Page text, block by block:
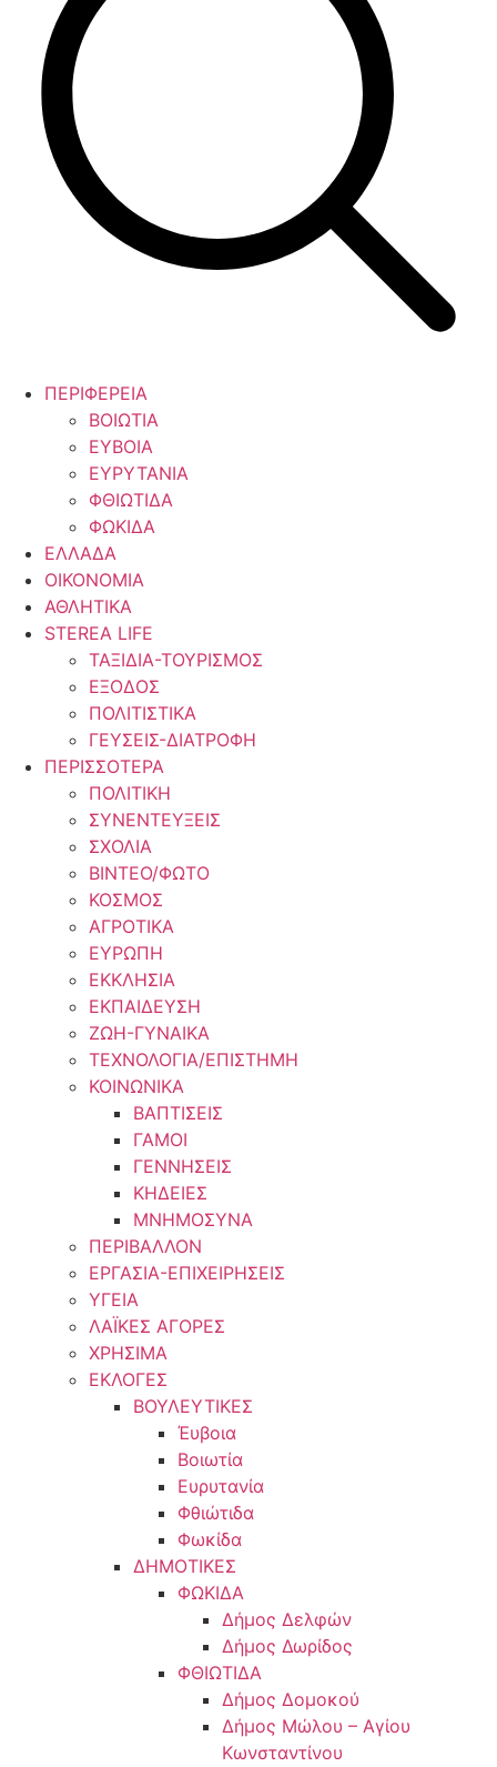
ΠΕΡΙΦΕΡΕΙΑ
ΒΟΙΩΤΙΑ
ΕΥΒΟΙΑ
ΕΥΡΥΤΑΝΙΑ
ΦΘΙΩΤΙΔΑ
ΦΩΚΙΔΑ
ΕΛΛΑΔΑ
ΟΙΚΟΝΟΜΙΑ
ΑΘΛΗΤΙΚΑ
STEREA LIFE
ΤΑΞΙΔΙΑ-ΤΟΥΡΙΣΜΟΣ
ΕΞΟΔΟΣ
ΠΟΛΙΤΙΣΤΙΚΑ
ΓΕΥΣΕΙΣ-ΔΙΑΤΡΟΦΗ
ΠΕΡΙΣΣΟΤΕΡΑ
ΠΟΛΙΤΙΚΗ
ΣΥΝΕΝΤΕΥΞΕΙΣ
ΣΧΟΛΙΑ
ΒΙΝΤΕΟ/ΦΩΤΟ
ΚΟΣΜΟΣ
ΑΓΡΟΤΙΚΑ
ΕΥΡΩΠΗ
ΕΚΚΛΗΣΙΑ
ΕΚΠΑΙΔΕΥΣΗ
ΖΩΗ-ΓΥΝΑΙΚΑ
ΤΕΧΝΟΛΟΓΙΑ/ΕΠΙΣΤΗΜΗ
ΚΟΙΝΩΝΙΚΑ
ΒΑΠΤΙΣΕΙΣ
ΓΑΜΟΙ
ΓΕΝΝΗΣΕΙΣ
ΚΗΔΕΙΕΣ
ΜΝΗΜΟΣΥΝΑ
ΠΕΡΙΒΑΛΛΟΝ
ΕΡΓΑΣΙΑ-ΕΠΙΧΕΙΡΗΣΕΙΣ
ΥΓΕΙΑ
ΛΑΪΚΕΣ ΑΓΟΡΕΣ
ΧΡΗΣΙΜΑ
ΕΚΛΟΓΕΣ
ΒΟΥΛΕΥΤΙΚΕΣ
Έυβοια
Βοιωτία
Ευρυτανία
Φθιώτιδα
Φωκίδα
ΔΗΜΟΤΙΚΕΣ
ΦΩΚΙΔΑ
Δήμος Δελφών
Δήμος Δωρίδος
ΦΘΙΩΤΙΔΑ
Δήμος Δομοκού
Δήμος Μώλου – Αγίου
Κωνσταντίνου